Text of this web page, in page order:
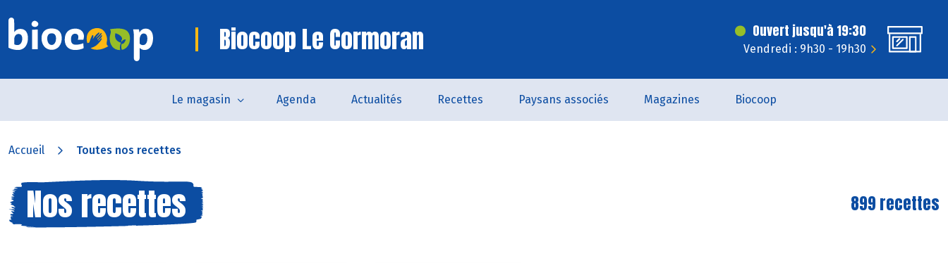
Biocoop Le Cormoran Ouvert jusqu'à 19:30
Vendredi : 9h30 - 19h30
Le magasin Agenda Actualités Recettes Paysans associés Magazines Biocoop
Accueil Toutes nos recettes
Nos recettes 899 recettes